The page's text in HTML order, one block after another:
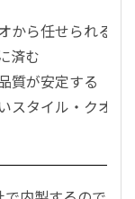
から任せられるの
済む
質が安定する
スタイル・クオリ